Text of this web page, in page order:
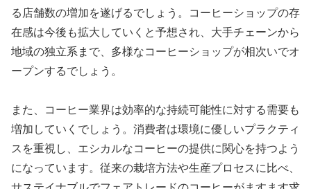
る店舗数の増加を遂げるでしょう。コーヒーショップの存
在感は今後も拡大していくと予想され、大手チェーンから
地域の独立系まで、多様なコーヒーショップが相次いでオ
ープンするでしょう。
また、コーヒー業界は効率的な持続可能性に対する需要も
増加していくでしょう。消費者は環境に優しいプラクティ
スを重視し、エシカルなコーヒーの提供に関心を持つよう
になっています。従来の栽培方法や生産プロセスに比べ、